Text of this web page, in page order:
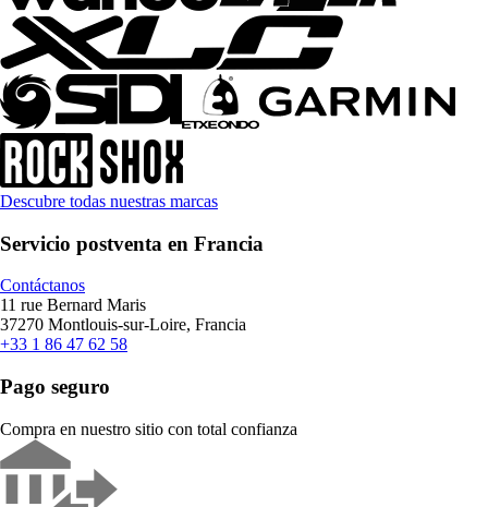
Descubre todas nuestras marcas
Servicio postventa en Francia
Contáctanos
11 rue Bernard Maris
37270 Montlouis-sur-Loire, Francia
+33 1 86 47 62 58
Pago seguro
Compra en nuestro sitio con total confianza